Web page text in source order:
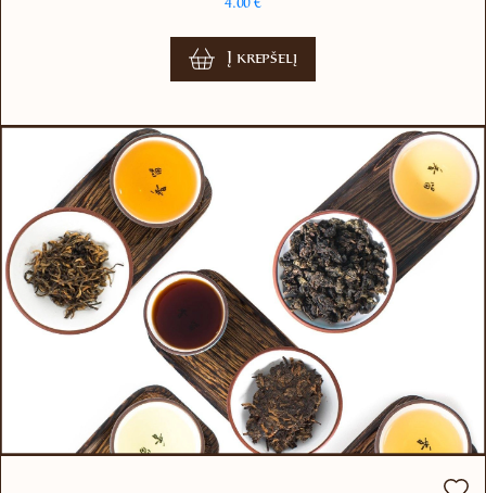
4.00€
Į krepšelį